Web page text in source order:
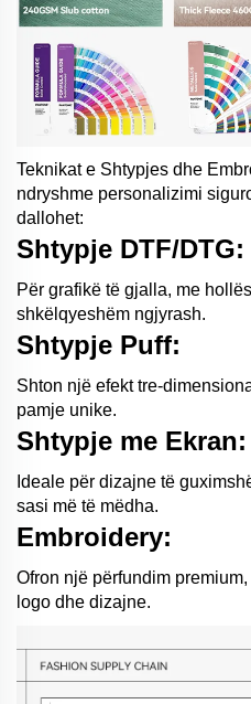
Teknikat e Shtypjes dhe
ndryshme personalizimi
dallohet:
Shtypje DTF/DTG:
Për grafikë të gjalla, me
shkëlqyeshëm ngjyrash.
Shtypje Puff:
Shton një efekt tre-
pamje unike.
Shtypje me Ekran:
Ideale për dizajne të
sasi më të mëdha.
Embroidery:
Ofron një përfundim
logo dhe dizajne.